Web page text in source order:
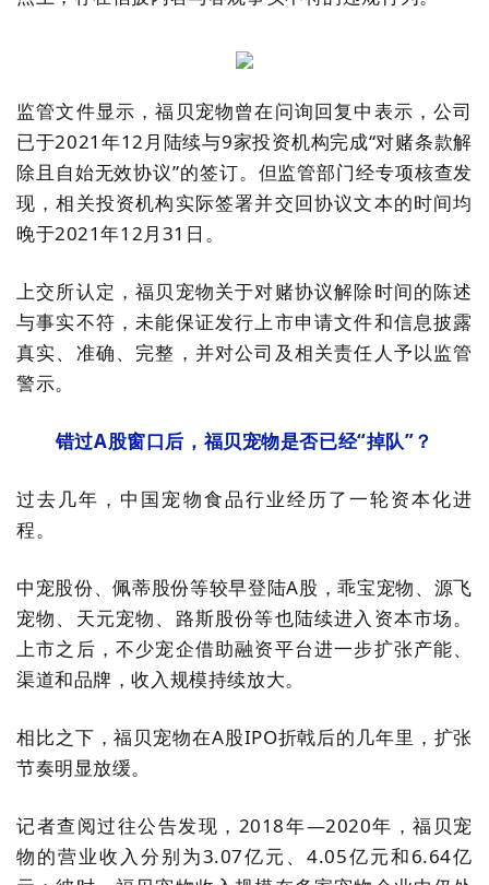
监管文件显示，福贝宠物曾在问询回复中表示，公司
已于2021年12月陆续与9家投资机构完成“对赌条款解
除且自始无效协议”的签订。但监管部门经专项核查发
现，相关投资机构实际签署并交回协议文本的时间均
晚于2021年12月31日。
上交所认定，福贝宠物关于对赌协议解除时间的陈述
与事实不符，未能保证发行上市申请文件和信息披露
真实、准确、完整，并对公司及相关责任人予以监管
警示。
错过A股窗口后，福贝宠物是否已经“掉队”？
过去几年，中国宠物食品行业经历了一轮资本化进
程。
中宠股份、佩蒂股份等较早登陆A股，乖宝宠物、源飞
宠物、天元宠物、路斯股份等也陆续进入资本市场。
上市之后，不少宠企借助融资平台进一步扩张产能、
渠道和品牌，收入规模持续放大。
相比之下，福贝宠物在A股IPO折戟后的几年里，扩张
节奏明显放缓。
记者查阅过往公告发现，2018年—2020年，福贝宠
物的营业收入分别为3.07亿元、4.05亿元和6.64亿